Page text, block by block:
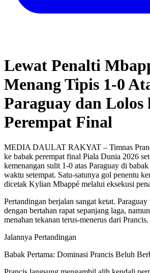
Lewat Penalti
Menang Tipis 1-0
Paraguay dan Lolos
Perempat Final
MEDIA DAULAT RAKYAT – Timnas
ke babak perempat final Piala Dunia 2026
kemenangan sulit 1-0 atas Paraguay di
waktu setempat. Satu-satunya gol penentu
dicetak Kylian Mbappé melalui eksekusi
Pertandingan berjalan sangat ketat.
dengan bertahan rapat sepanjang laga,
menahan tekanan terus-menerus dari Prancis.
Jalannya Pertandingan
Babak Pertama: Dominasi Prancis Beluh